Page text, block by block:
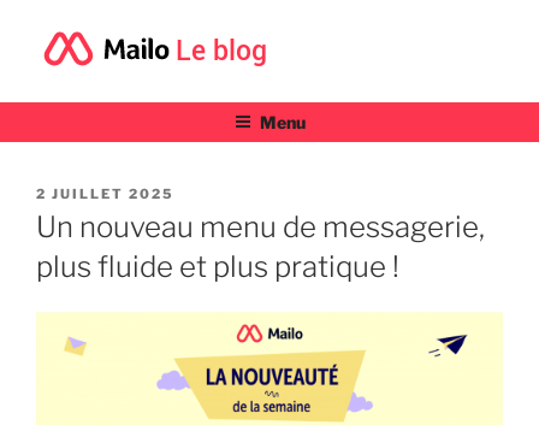
Le blog
Menu
PUBLIÉ
LE
2 JUILLET 2025
Un nouveau menu de messagerie,
plus fluide et plus pratique !